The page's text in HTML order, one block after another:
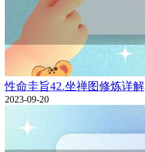
性命圭旨42.坐禅图修炼详解
2023-09-20